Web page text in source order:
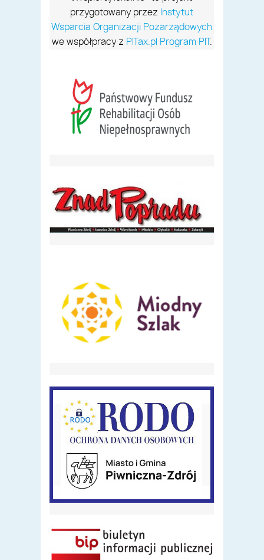
przygotowany przez Instytut
Wsparcia Organizacji Pozarządowych
we współpracy z PITax.pl Program PIT